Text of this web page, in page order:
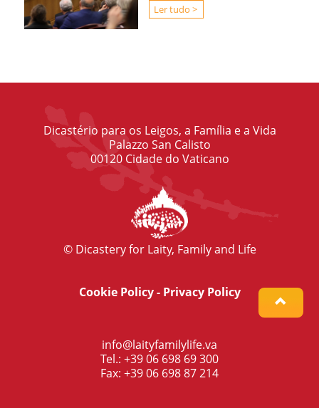
Ler tudo >
Dicastério para os Leigos, a Família e a Vida
Palazzo San Calisto
00120 Cidade do Vaticano
© Dicastery for Laity, Family and Life
Cookie Policy- Privacy Policy
info@laityfamilylife.va
Tel.: +39 06 698 69 300
Fax: +39 06 698 87 214